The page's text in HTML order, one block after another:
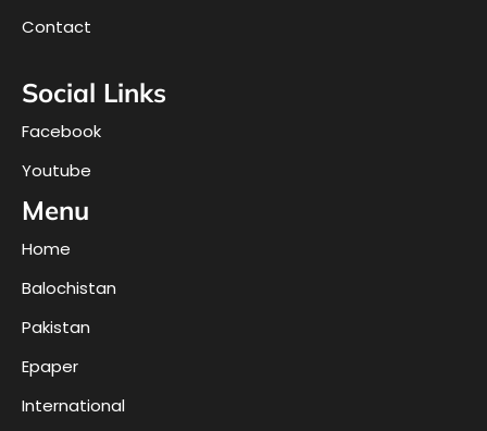
Contact
Social Links
Facebook
Youtube
Menu
Home
Balochistan
Pakistan
Epaper
International